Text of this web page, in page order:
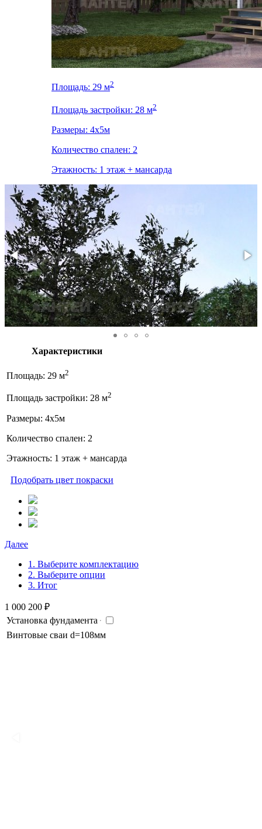
Площадь: 29 м2
Площадь застройки: 28 м2
Размеры: 4x5м
Количество спален: 2
Этажность: 1 этаж + мансарда
Характеристики
Площадь: 29 м2
Площадь застройки: 28 м2
Размеры: 4x5м
Количество спален: 2
Этажность: 1 этаж + мансарда
Подобрать цвет покраски
Далее
1. Выберите комплектацию
2. Выберите опции
3. Итог
1 000 200 ₽
Установка фундамента
Винтовые сваи d=108мм